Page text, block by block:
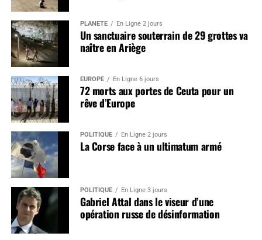
PLANÈTE En Ligne 2 jours
Un sanctuaire souterrain de 29 grottes va
naître en Ariège
EUROPE En Ligne 6 jours
72 morts aux portes de Ceuta pour un
rêve d’Europe
POLITIQUE En Ligne 2 jours
La Corse face à un ultimatum armé
POLITIQUE En Ligne 3 jours
Gabriel Attal dans le viseur d’une
opération russe de désinformation